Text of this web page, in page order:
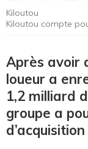
Kiloutou
Kiloutou compte
Après avoir
loueur a
1,2 milliard
groupe a